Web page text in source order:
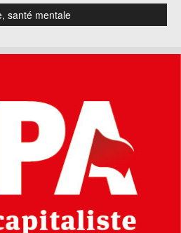
santé mentale